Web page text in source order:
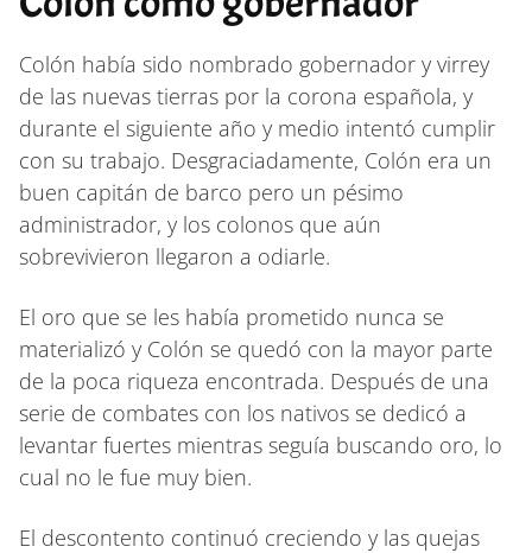
Colón había sido nombrado gobernador y virrey
de las nuevas tierras por la corona española, y
durante el siguiente año y medio intentó cumplir
con su trabajo. Desgraciadamente, Colón era un
buen capitán de barco pero un pésimo
administrador, y los colonos que aún
sobrevivieron llegaron a odiarle.
El oro que se les había prometido nunca se
materializó y Colón se quedó con la mayor parte
de la poca riqueza encontrada. Después de una
serie de combates con los nativos se dedicó a
levantar fuertes mientras seguía buscando oro, lo
cual no le fue muy bien.
El descontento continuó creciendo y las quejas